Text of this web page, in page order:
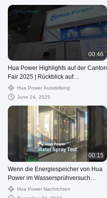
00:46
Hua Power Highlights auf der Canton
Fair 2025 | Rückblick auf
Energiespeicherlösungen
Hua Power Ausstellung
June 24, 2025
00:15
Wenn die Energiespeicher von Hua
Power im Wassersprühversuch
getestet werden
Hua Power Nachrichten